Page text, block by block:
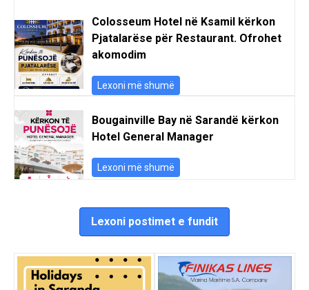
Colosseum Hotel në Ksamil kërkon
Pjatalarëse për Restaurant. Ofrohet
akomodim
Lexoni më shumë
Bougainville Bay në Sarandë kërkon
Hotel General Manager
Lexoni më shumë
Lexoni postimet e fundit